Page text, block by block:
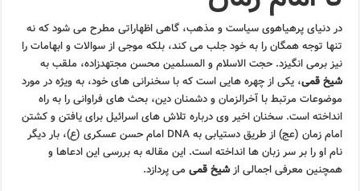
در دنیای پرهیاهوی سیاست و مذهب، گاهی اظهاراتی مطرح می شود که نه
تنها توجه همگان را به خود جلب می کند، بلکه موجی از سوالات و ابهامات را
نیز برمی انگیزد. حجت الاسلام و المسلمین محسن مجتهدزاده، ملقب به
شیخ قمی، یکی از چهره هایی است که با سخنرانی های خود، به ویژه در مورد
موضوعات مرتبط با آخرالزمان و دشمنان دین، بحث های فراوانی را به راه
انداخته است. سخنان اخیر وی درباره تلاش های اسرائیل برای یافتن و کشتن
امام زمان (عج) از طریق دستیابی به DNA امام حسن عسکری (ع)، بار دیگر
نام او را بر سر زبان ها انداخته است. این مقاله به بررسی این ادعاها و
همچنین معرفی اجمالی ازشیخ قمی می پردازد.